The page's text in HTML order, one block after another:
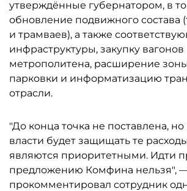
утверждённые губернатором, в
обновление подвижного состава
и трамваев), а также
инфраструктуры, закупку вагонов
метрополитена, расширение
парковки и информатизацию
отрасли.
"До конца точка не поставлена,
власти будет защищать те
являются приоритетными. Идти
предложению Комфина нельзя",
прокомментировал сотрудник